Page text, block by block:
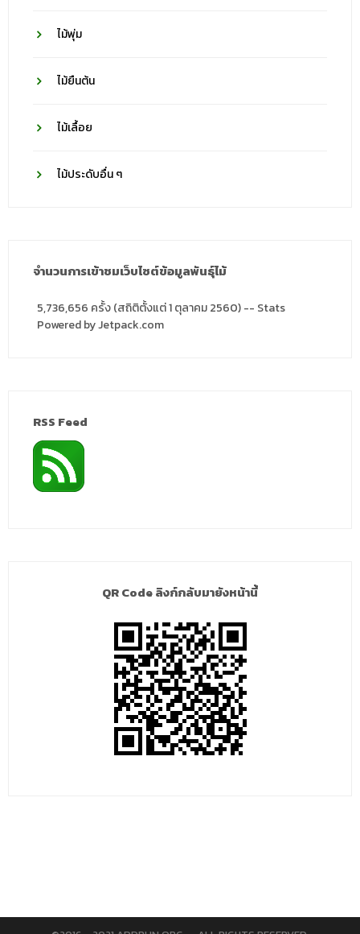
ไม้พุ่ม
ไม้ยืนต้น
ไม้เลื้อย
ไม้ประดับอื่น ๆ
จำนวนการเข้าชมเว็บไซต์ข้อมูลพันธุ์ไม้
5,736,656 ครั้ง (สถิติตั้งแต่ 1 ตุลาคม 2560) -- Stats
Powered by Jetpack.com
RSS Feed
QR Code ลิงก์กลับมายังหน้านี้